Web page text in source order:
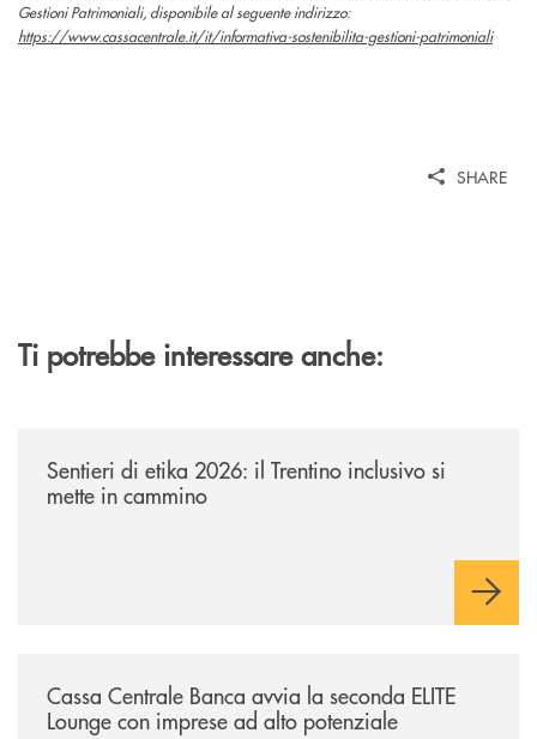
Gestioni Patrimoniali, disponibile al seguente indirizzo:
https://www.cassacentrale.it/it/informativa-sostenibilita-gestioni-patrimoniali
SHARE
Ti potrebbe interessare anche:
Sentieri di etika 2026: il Trentino inclusivo si
mette in cammino
Cassa Centrale Banca avvia la seconda ELITE
Lounge con imprese ad alto potenziale